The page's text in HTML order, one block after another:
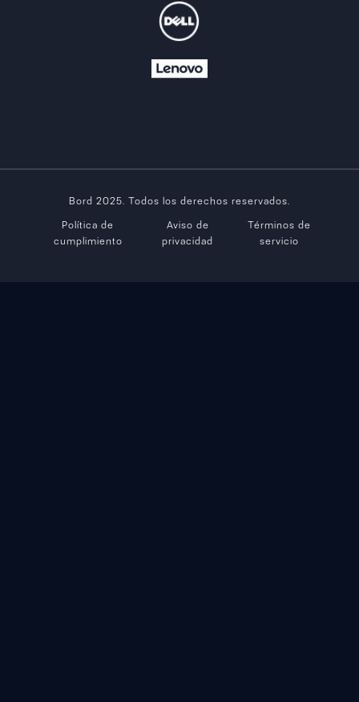
Bord 2025. Todos los derechos reservados.
Política de
cumplimiento
Aviso de
privacidad
Términos de
servicio